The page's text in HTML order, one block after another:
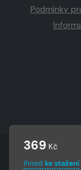
369 Kč
Ihned ke stažení
Podmínky
© 2026